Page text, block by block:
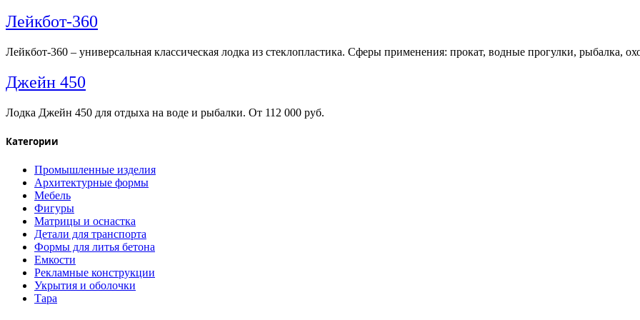
Лейкбот-360
Лейкбот-360 – универсальная классическая лодка из стеклопластика. Сферы применения: прокат, водные прогулки, рыбалка,
Джейн 450
Лодка Джейн 450 для отдыха на воде и рыбалки. От 112 000 руб.
Категории
Промышленные изделия
Архитектурные формы
Мебель
Фигуры
Матрицы и оснастка
Детали для транспорта
Формы для литья бетона
Емкости
Рекламные конструкции
Укрытия и оболочки
Тара